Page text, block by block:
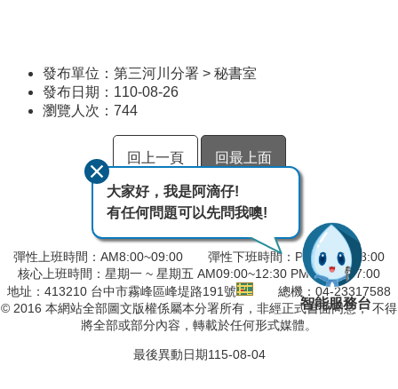
發布單位：第三河川分署 > 秘書室
發布日期：110-08-26
瀏覽人次： 744
回上一頁 回最上面
彈性上班時間：AM8:00~09:00 彈性下班時間：PM17:00~18:00
核心上班時間：星期一 ~ 星期五 AM09:00~12:30 PM13:30~17:00
地址：413210 台中市霧峰區峰堤路191號
總機：04-23317588
© 2016 本網站全部圖文版權係屬本分署所有，非經正式書面同意， 不得
將全部或部分內容，轉載於任何形式媒體。
最後異動日期115-08-04
大家好，我是阿滴仔!
有任何問題可以先問我噢!
智能服務台